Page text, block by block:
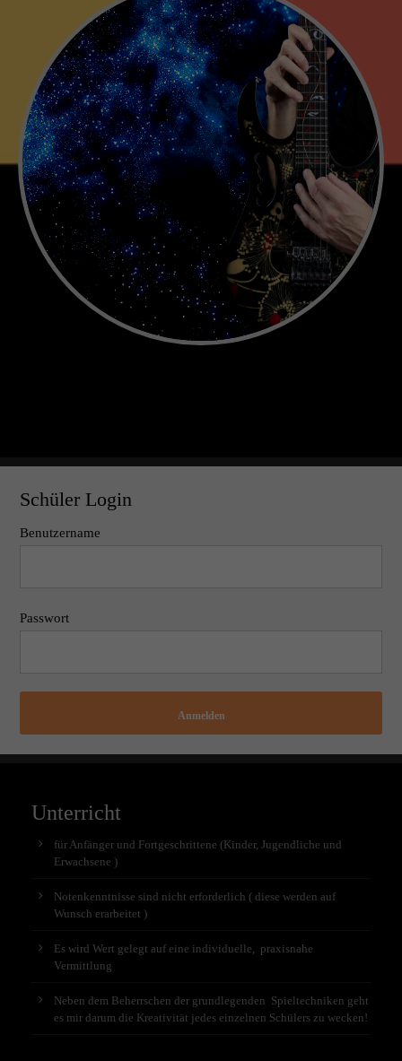
Schüler Login
Benutzername
Passwort
Anmelden
Unterricht
für Anfänger und Fortgeschrittene (Kinder, Jugendliche und
Erwachsene )
Notenkenntnisse sind nicht erforderlich ( diese werden auf
Wunsch erarbeitet )
Es wird Wert gelegt auf eine individuelle, praxisnahe
Vermittlung
Neben dem Beherrschen der grundlegenden Spieltechniken geht
es mir darum die Kreativität jedes einzelnen Schülers zu wecken!